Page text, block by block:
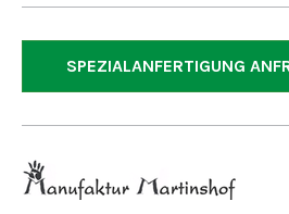
SPEZIALANFERTIGUNG